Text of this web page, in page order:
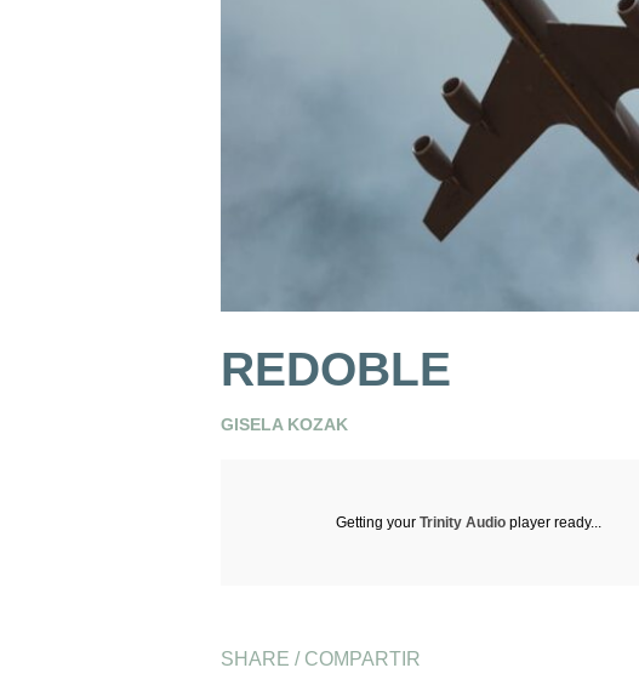
REDOBLE
GISELA KOZAK
Getting your Trinity Audioplayer ready...
SHARE / COMPARTIR